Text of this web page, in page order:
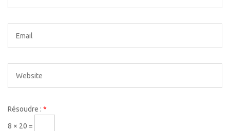
Résoudre : *
8 × 20 =